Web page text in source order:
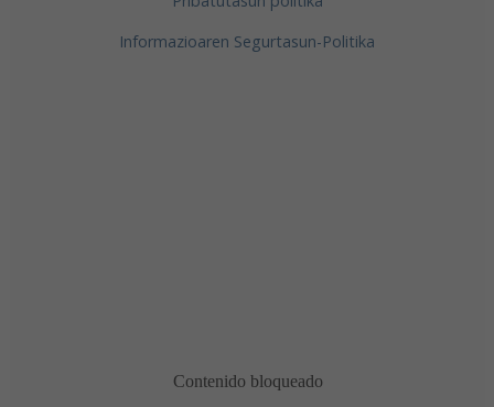
Informazioaren Segurtasun-Politika